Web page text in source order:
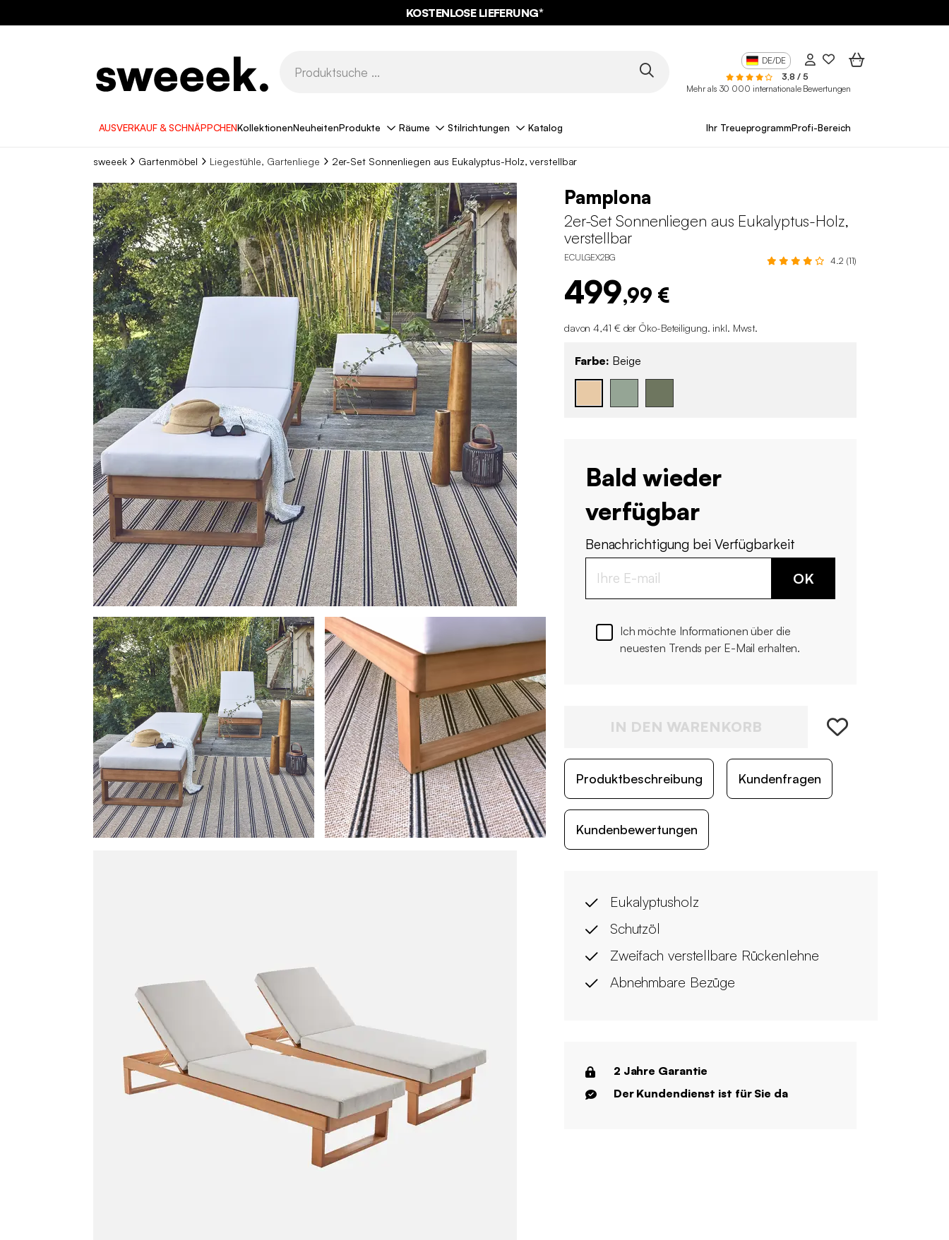
AUF DER SCHNÄPPCHEN* MIT DEM CODE
DE/DE
3,8 / 5
Mehr als 30 000 internationale Bewertungen
AUSVERKAUF & SCHNÄPPCHENKollektionenNeuheitenProdukte Räume Stilrichtungen Katalog Ihr TreueprogrammProfi-Bereich
sweeek Gartenmöbel Liegestühle, Gartenliege 2er-Set Sonnenliegen aus Eukalyptus-Holz, verstellbar
Pamplona
2er-Set Sonnenliegen aus Eukalyptus-Holz,
verstellbar
ECULGEX2BG 4.2 (11)
499,99 €
davon 4,41 € der Öko-Beteiligung. inkl. Mwst.
Farbe: Beige
Bald wieder
verfügbar
Benachrichtigung bei Verfügbarkeit
OK
Ich möchte Informationen über die
neuesten Trends per E-Mail erhalten.
IN DEN WARENKORB
Produktbeschreibung Kundenfragen
Kundenbewertungen
Eukalyptusholz
Schutzöl
Zweifach verstellbare Rückenlehne
Abnehmbare Bezüge
2 Jahre Garantie
Der Kundendienst ist für Sie da